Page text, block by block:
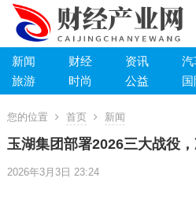
新闻 财经 资讯
旅游
时尚 公益
您的位置 首页 新闻
玉湖集团部署2026三大战役
2026年3月3日 23:24